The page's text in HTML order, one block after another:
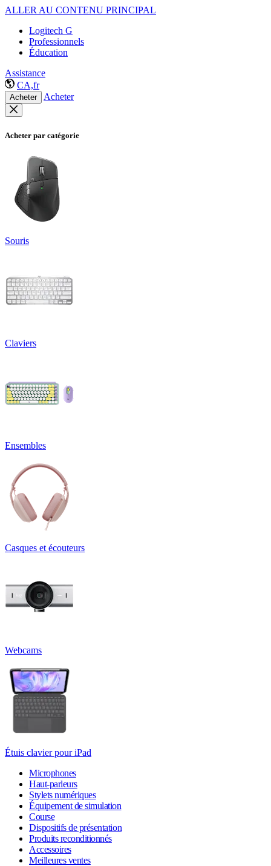
ALLER AU CONTENU PRINCIPAL
Logitech G
Professionnels
Éducation
Assistance
CA,fr
Acheter Acheter
Acheter par catégorie
Souris
Claviers
Ensembles
Casques et écouteurs
Webcams
Étuis clavier pour iPad
Microphones
Haut-parleurs
Stylets numériques
Équipement de simulation
Course
Dispositifs de présentation
Produits reconditionnés
Accessoires
Meilleures ventes